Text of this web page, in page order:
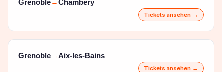
Grenoble→Chambéry
Tickets ansehen →
Grenoble→Aix-les-Bains
Tickets ansehen →